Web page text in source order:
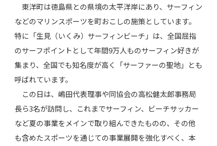
東洋町は徳島県との県境の太平洋岸にあり、サーフィン
などのマリンスポーツを町おこしの施策としています。
特に「生見（いくみ）サーフィンビーチ」は、全国屈指
のサーフポイントとして年間9万人ものサーフィン好きが
集まり、全国でも知名度が高く「サーファーの聖地」とも
呼ばれています。
この日は、嶋田代表理事や同協会の高松健太郎事務局
長ら3名が訪問し、これまでサーフィン、ビーチサッカー
など夏の事業をメインで取り組んできたものの、その他
も含めたスポーツを通じての事業展開を強化すべく、本